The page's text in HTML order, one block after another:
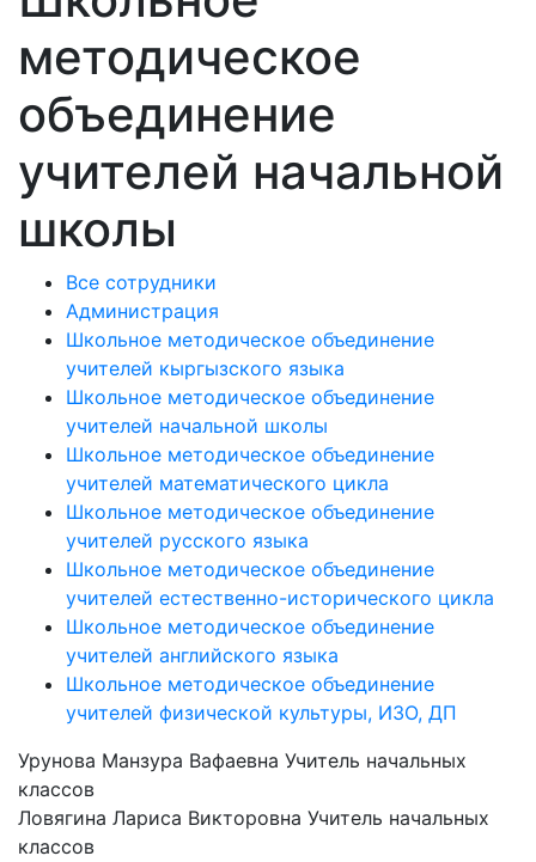
методическое
объединение
учителей начальной
школы
Урунова Манзура Вафаевна Учитель начальных
классов
Ловягина Лариса Викторовна Учитель начальных
классов
Все сотрудники
Администрация
Школьное методическое объединение
учителей кыргызского языка
Школьное методическое объединение
учителей начальной школы
Школьное методическое объединение
учителей математического цикла
Школьное методическое объединение
учителей русского языка
Школьное методическое объединение
учителей естественно-исторического цикла
Школьное методическое объединение
учителей английского языка
Школьное методическое объединение
учителей физической культуры, ИЗО, ДП